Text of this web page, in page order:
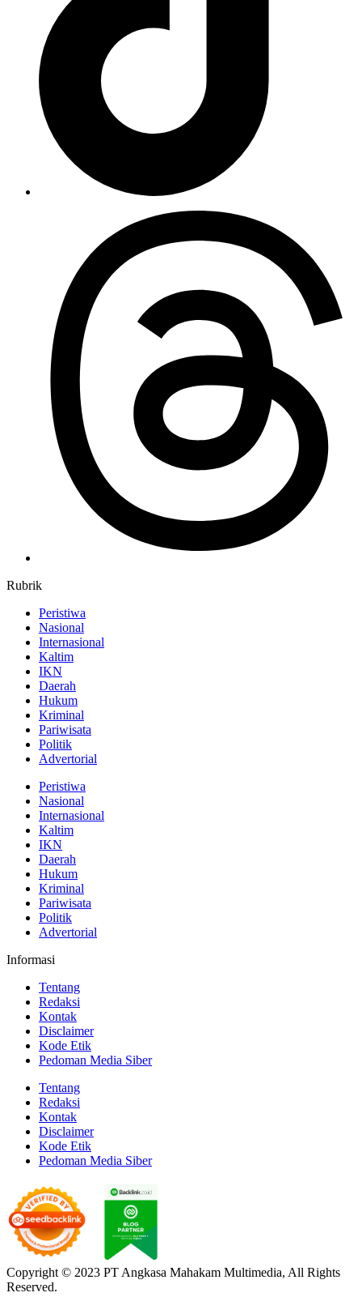
Rubrik
Peristiwa
Nasional
Internasional
Kaltim
IKN
Daerah
Hukum
Kriminal
Pariwisata
Politik
Advertorial
Peristiwa
Nasional
Internasional
Kaltim
IKN
Daerah
Hukum
Kriminal
Pariwisata
Politik
Advertorial
Informasi
Tentang
Redaksi
Kontak
Disclaimer
Kode Etik
Pedoman Media Siber
Tentang
Redaksi
Kontak
Disclaimer
Kode Etik
Pedoman Media Siber
Copyright © 2023 PT Angkasa Mahakam Multimedia, All Rights
Reserved.